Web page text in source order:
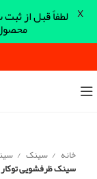
خانه سینک
سینک ظرفشویی توکار
لطفاً قبل از X